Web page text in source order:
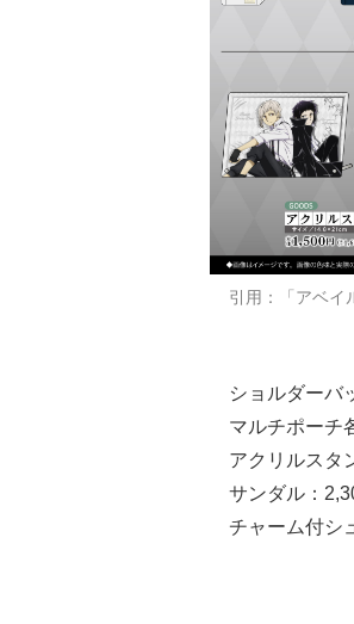
引用：「アベイ
ショルダーバ
マルチポーチ
アクリルスタ
サンダル：
チャーム付シ